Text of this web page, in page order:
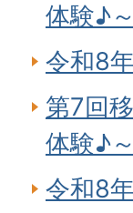
体験♪
令和8
第7回
体験♪
令和8